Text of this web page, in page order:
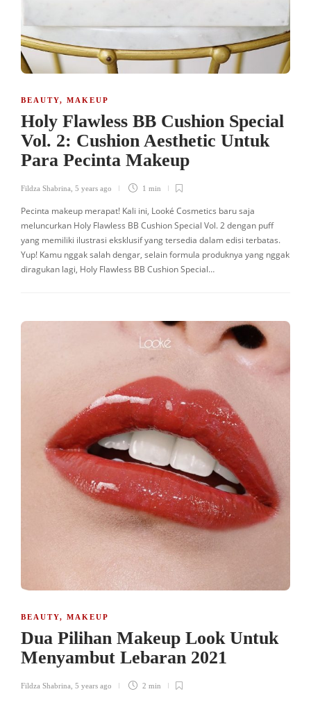
BEAUTY, MAKEUP
Holy Flawless BB Cushion Special
Vol. 2: Cushion Aesthetic Untuk
Para Pecinta Makeup
Fildza Shabrina 5 years ago 1 min
Pecinta makeup merapat! Kali ini, Looké Cosmetics baru saja
meluncurkan Holy Flawless BB Cushion Special Vol. 2 dengan puff
yang memiliki ilustrasi eksklusif yang tersedia dalam edisi terbatas.
Yup! Kamu nggak salah dengar, selain formula produknya yang nggak
diragukan lagi, Holy Flawless BB Cushion Special…
BEAUTY, MAKEUP
Dua Pilihan Makeup Look Untuk
Menyambut Lebaran 2021
Fildza Shabrina 5 years ago 2 min